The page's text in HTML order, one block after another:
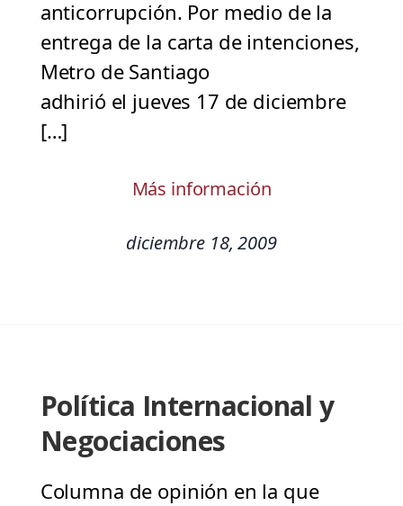
anticorrupción. Por medio de la
entrega de la carta de intenciones,
Metro de Santiago
adhirió el jueves 17 de diciembre
[…]
Más información
diciembre 18, 2009
Política Internacional y
Negociaciones
Columna de opinión en la que